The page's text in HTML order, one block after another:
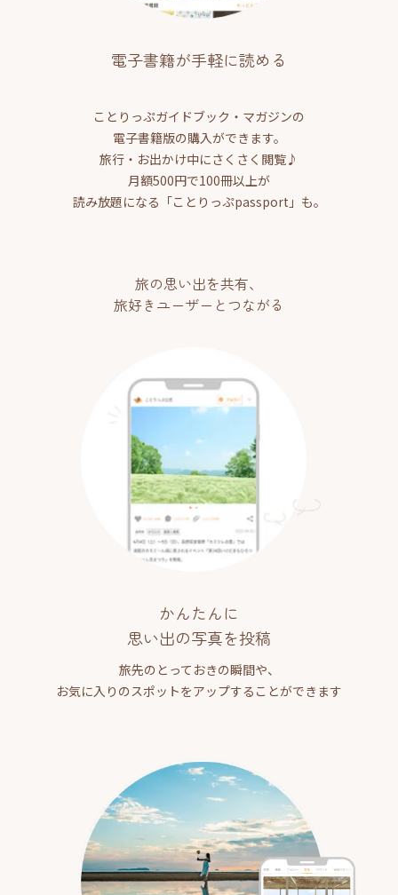
電子書籍が手軽に読める
ことりっぷガイドブック・マガジンの
電子書籍版の購入ができます。
旅行・お出かけ中にさくさく閲覧♪
月額500円で100冊以上が
読み放題になる「ことりっぷpassport」も。
旅の思い出を共有、
旅好きユーザーとつながる
かんたんに
思い出の写真を投稿
旅先のとっておきの瞬間や、
お気に入りのスポットをアップすることができます